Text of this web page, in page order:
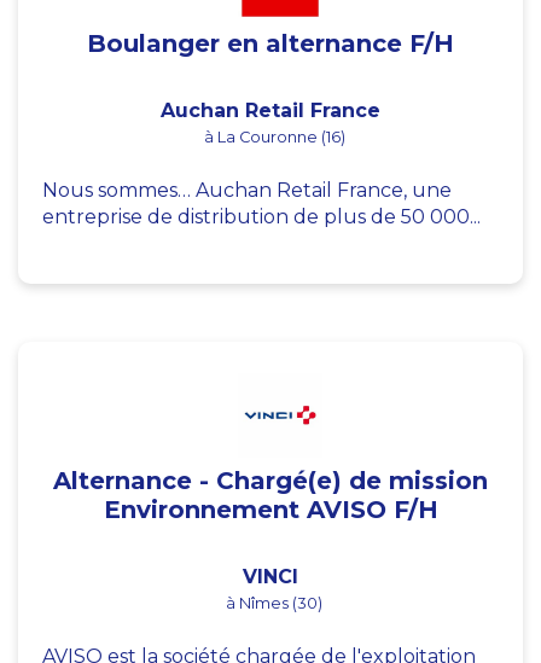
Boulanger en alternance F/H
Auchan Retail France
à La Couronne (16)
Nous sommes… Auchan Retail France, une
entreprise de distribution de plus de 50 000...
Alternance - Chargé(e) de mission
Environnement AVISO F/H
VINCI
à Nîmes (30)
AVISO est la société chargée de l'exploitation